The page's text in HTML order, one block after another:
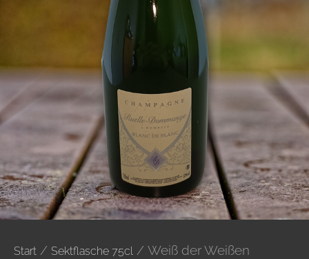
Start / Sektflasche 75cl / Weiß der Weißen